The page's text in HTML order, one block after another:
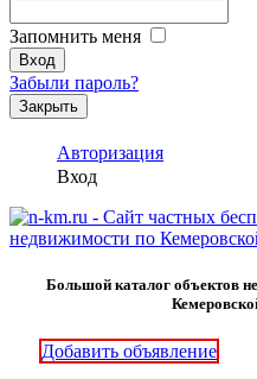
Запомнить меня
Забыли пароль?
Закрыть
Авторизация
Вход
Большой каталог объектов
Добавить объявление